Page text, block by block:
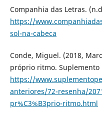
Companhia das Letras.
https://
sol-na-cabeca
Conde, Miguel. (2018,
próprio ritmo. Suplemento
https://
anteriores/72-resenha/
pr%C3%B3prio-ritmo.html